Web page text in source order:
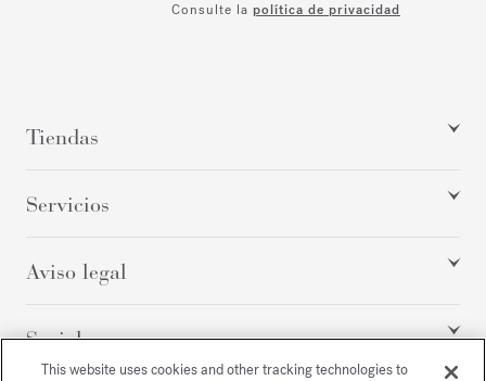
Consulte la política de privacidad
Tiendas
Servicios
Aviso legal
Social
This website uses cookies and other tracking technologies to